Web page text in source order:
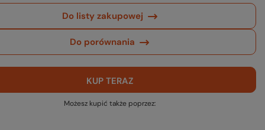
Do listy zakupowej
Do porównania
KUP TERAZ
Możesz kupić także poprzez: